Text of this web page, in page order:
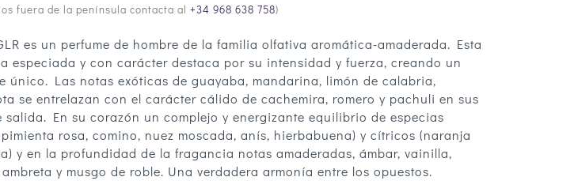
fuera de la península contacta al +34 968 638 758)
es un perfume de hombre de la familia olfativa aromática-amaderada. Esta
especiada y con carácter destaca por su intensidad y fuerza, creando un
único. Las notas exóticas de guayaba, mandarina, limón de calabria,
se entrelazan con el carácter cálido de cachemira, romero y pachuli en sus
salida. En su corazón un complejo y energizante equilibrio de especias
rosa, comino, nuez moscada, anís, hierbabuena) y cítricos (naranja
y en la profundidad de la fragancia notas amaderadas, ámbar, vainilla,
y musgo de roble. Una verdadera armonía entre los opuestos.